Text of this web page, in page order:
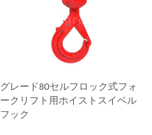
グレード80セルフロック式フォ
ークリフト用ホイストスイベル
フック